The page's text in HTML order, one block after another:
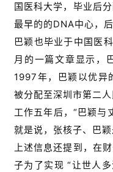
国医科大学，毕业后
最早的的DNA中心，
巴颖也毕业于中国医
月的一篇文章显示，
1997年，巴颖以优异
被分配至深圳市第二
工作五年后，“巴颖与
就是说，张核子、巴颖
上述信息还提到，在
子为了实现 “让世人